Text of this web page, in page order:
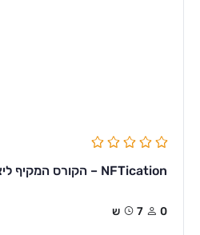
NFTication – הקורס המקיף ליצירת קולקצית NFT
0 7ש